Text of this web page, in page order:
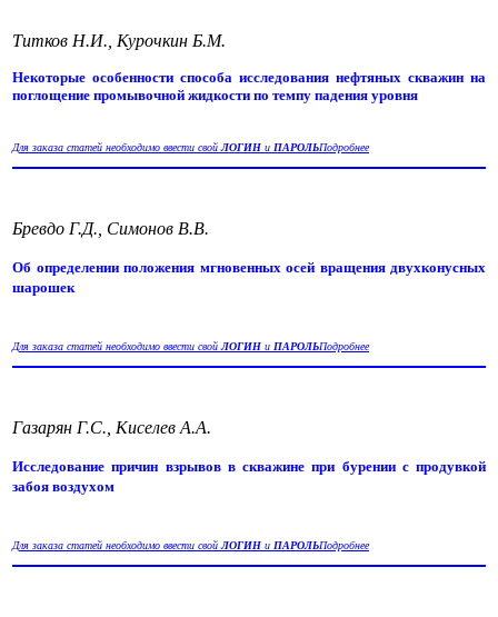
Титков Н.И., Курочкин Б.М.
Некоторые особенности способа исследования нефтяных скважин на
поглощение промывочной жидкости по темпу падения уровня
Для заказа статей необходимо ввести свойЛОГИН и ПАРОЛЬПодробнее
Бревдо Г.Д., Симонов В.В.
Об определении положения мгновенных осей вращения двухконусных
шарошек
Для заказа статей необходимо ввести свойЛОГИН и ПАРОЛЬПодробнее
Газарян Г.С., Киселев А.А.
Исследование причин взрывов в скважине при бурении с продувкой
забоя воздухом
Для заказа статей необходимо ввести свойЛОГИН и ПАРОЛЬПодробнее